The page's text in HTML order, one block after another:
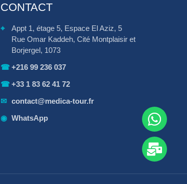
CONTACT
⌖
Appt 1, étage 5, Espace El Aziz, 5
Rue Omar Kaddeh, Cité Montplaisir et
Borjergel, 1073
☎+216 99 236 037
☎+33 1 83 62 41 72
✉ contact@medica-tour.fr
◉ WhatsApp